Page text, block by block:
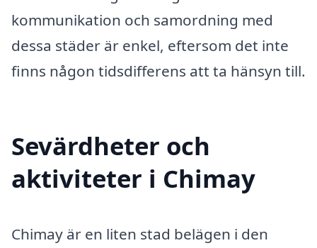
kommunikation och samordning med
dessa städer är enkel, eftersom det inte
finns någon tidsdifferens att ta hänsyn till.
Sevärdheter och
aktiviteter i Chimay
Chimay är en liten stad belägen i den